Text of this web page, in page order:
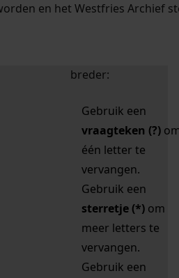
en het Westfries Archief
uw zoekopdracht te
breder:
Gebruik een
vraagteken (?)
één letter te
vervangen.
Gebruik een
sterretje (*) om
meer letters te
vervangen.
Gebruik een